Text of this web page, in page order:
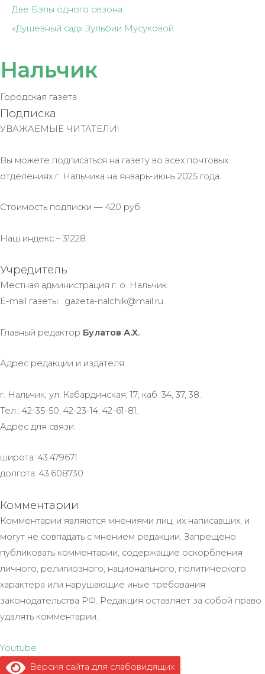
Две Бэлы одного сезона
«Душевный сад» Зульфии Мусуковой
Нальчик
Городская газета
Подписка
УВАЖАЕМЫЕ ЧИТАТЕЛИ!
Вы можете подписаться на газету во всех почтовых
отделениях г. Нальчика на январь-июнь 2025 года.
Стоимость подписки — 420 руб.
Наш индекс – 31228.
Учредитель
Местная администрация г. о. Нальчик.
E-mail газеты: gazeta-nalchik@mail.ru
Главный редактор Булатов А.Х.
Адрес редакции и издателя:
г. Нальчик, ул. Кабардинская, 17; каб. 34, 37, 38.
Тел.: 42-35-50, 42-23-14, 42-61-81.
Адрес для связи: .
широта: 43.479671
долгота: 43.608730
Комментарии
Комментарии являются мнениями лиц, их написавших, и
могут не совпадать с мнением редакции. Запрещено
публиковать комментарии, содержащие оскорбления
личного, религиозного, национального, политического
характера или нарушающие иные требования
законодательства РФ. Редакция оставляет за собой право
удалять комментарии.
Youtube
Версия сайта для слабовидящих
.